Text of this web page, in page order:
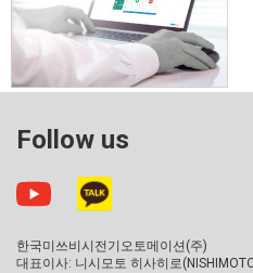
Follow us
한국미쓰비시전기오토메이션(주)
대표이사: 니시모토 히사히로